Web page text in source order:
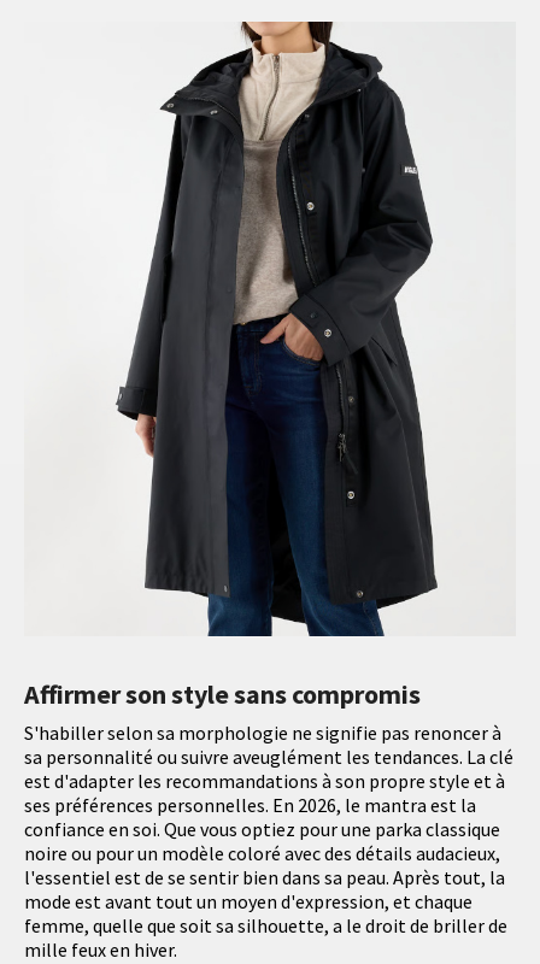
Affirmer son style sans compromis
S'habiller selon sa morphologie ne signifie pas renoncer à
sa personnalité ou suivre aveuglément les tendances. La clé
est d'adapter les recommandations à son propre style et à
ses préférences personnelles. En 2026, le mantra est la
confiance en soi. Que vous optiez pour une parka classique
noire ou pour un modèle coloré avec des détails audacieux,
l'essentiel est de se sentir bien dans sa peau. Après tout, la
mode est avant tout un moyen d'expression, et chaque
femme, quelle que soit sa silhouette, a le droit de briller de
mille feux en hiver.